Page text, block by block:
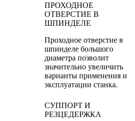
ПРОХОДНОЕ
ОТВЕРСТИЕ В
ШПИНДЕЛЕ
Проходное отверстие в
шпинделе большого
диаметра позволит
значительно увеличить
варианты применения и
эксплуатации станка.
СУППОРТ И
РЕЗЦЕДЕРЖКА